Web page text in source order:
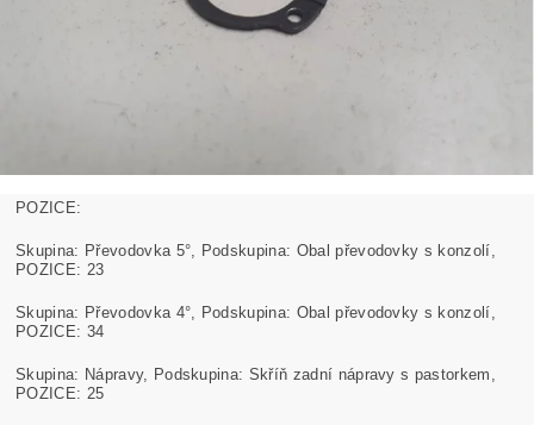
POZICE:
Skupina: Převodovka 5°, Podskupina: Obal převodovky s konzolí,
POZICE: 23
Skupina: Převodovka 4°, Podskupina: Obal převodovky s konzolí,
POZICE: 34
Skupina: Nápravy, Podskupina: Skříň zadní nápravy s pastorkem,
POZICE: 25